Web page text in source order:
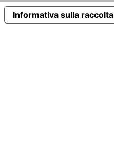
Informativa sulla raccolta